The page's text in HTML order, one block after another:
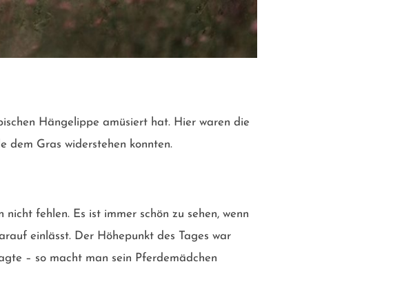
Hängelippe amüsiert hat. Hier waren die
dem Gras widerstehen konnten.
fehlen. Es ist immer schön zu sehen, wenn
einlässt. Der Höhepunkt des Tages war
– so macht man sein Pferdemädchen